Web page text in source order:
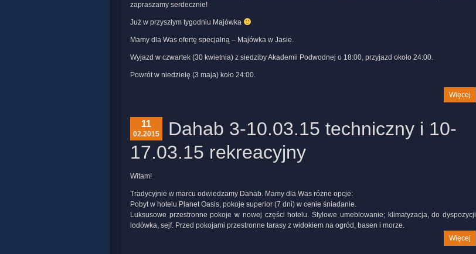
zapraszamy serdecznie!
Już w przyszłym tygodniu Majówka
Mamy dla Was ofertę specjalną – Majówka w Jasie.
Wyjazd w czwartek (30 kwietnia) z siedziby Akademii Podwodnej o 18:00, przyjazd około 24:00.
Powrót w niedzielę (3 maja) koło 24:00.
Więcej
11
02.2015
Dahab 3-10.03.15 techniczny i 10-
17.03.15 rekreacyjny
Witam!
Tradycyjnie w marcu odwiedzamy Dahab. Mamy dla Was różne opcje:
Pobyt w hotelu Planet Oasis, pokoje superior (7 dni) w cenie śniadanie.
Luksusowe przestronne pokoje w nowej części hotelu. Stylowe umeblowanie; klimatyzacja, do dyspozycji
lodówka, sejf. Przed pokojami przestronne tarasy z widokiem na ogród, basen i morze.
Więcej